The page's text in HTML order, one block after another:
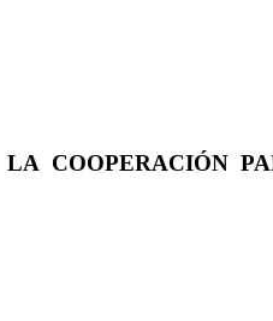
COOPERACIÓN